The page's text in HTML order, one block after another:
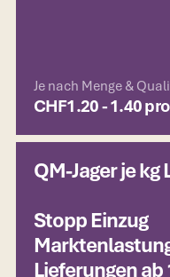
Je nach Menge &
CHF1.20 - 1.40
QM-Jager je
Stopp Einzug
Lieferungen ab